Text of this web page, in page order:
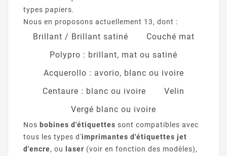
types papiers.
Nous en proposons actuellement 13, dont :
Brillant / Brillant satiné
Couché mat
Polypro : brillant, mat ou satiné
Acquerollo : avorio, blanc ou ivoire
Centaure : blanc ou ivoire
Velin
Vergé blanc ou ivoire
Nos bobines d'étiquettes sont compatibles avec
tous les types d'imprimantes d'étiquettes jet
d'encre, ou laser (voir en fonction des modèles),